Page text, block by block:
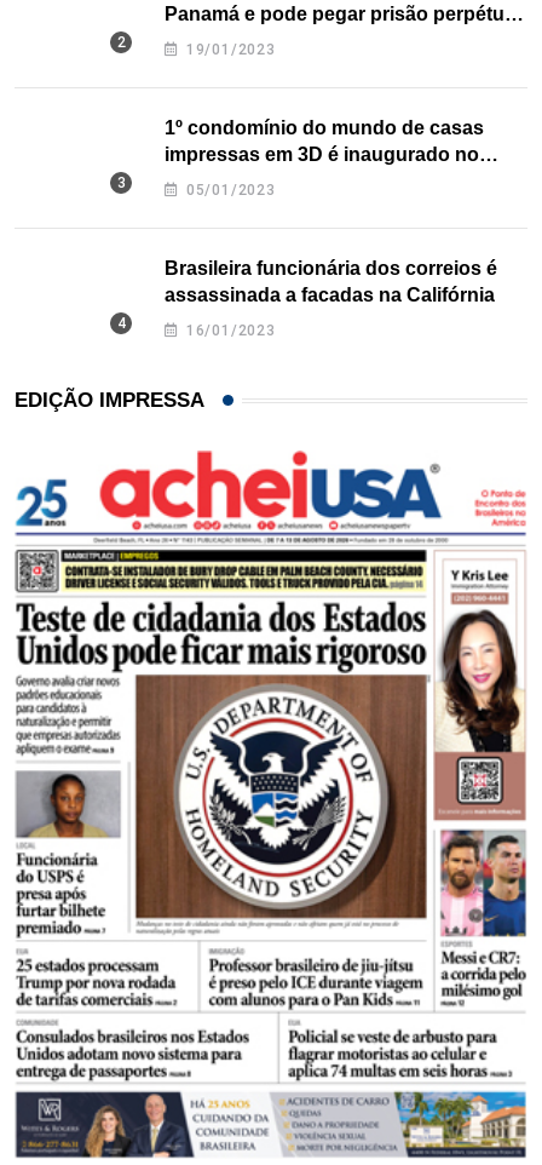
Panamá e pode pegar prisão perpétua
nos EUA
19/01/2023
1º condomínio do mundo de casas
impressas em 3D é inaugurado no
Texas
05/01/2023
Brasileira funcionária dos correios é
assassinada a facadas na Califórnia
16/01/2023
EDIÇÃO IMPRESSA